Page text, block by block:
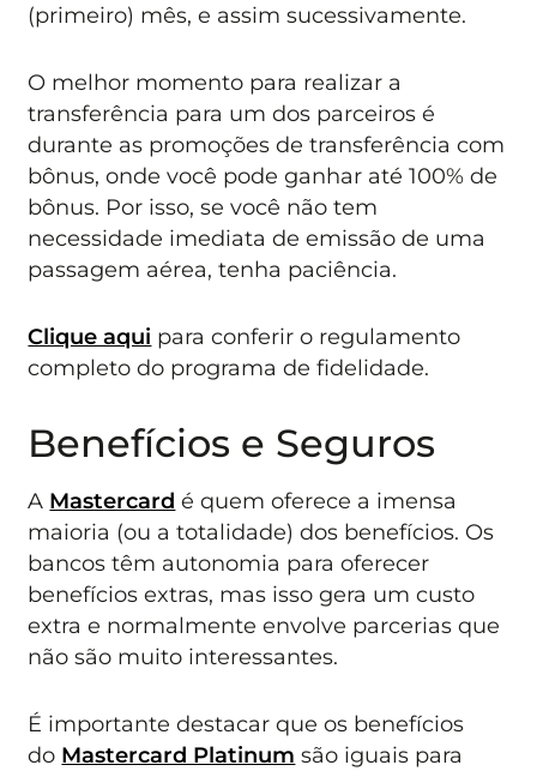
(primeiro) mês, e assim sucessivamente.
O melhor momento para realizar a
transferência para um dos parceiros é
durante as promoções de transferência com
bônus, onde você pode ganhar até 100% de
bônus. Por isso, se você não tem
necessidade imediata de emissão de uma
passagem aérea, tenha paciência.
Clique aqui para conferir o regulamento
completo do programa de fidelidade.
Benefícios e Seguros
A Mastercard é quem oferece a imensa
maioria (ou a totalidade) dos benefícios. Os
bancos têm autonomia para oferecer
benefícios extras, mas isso gera um custo
extra e normalmente envolve parcerias que
não são muito interessantes.
É importante destacar que os benefícios
do Mastercard Platinum são iguais para